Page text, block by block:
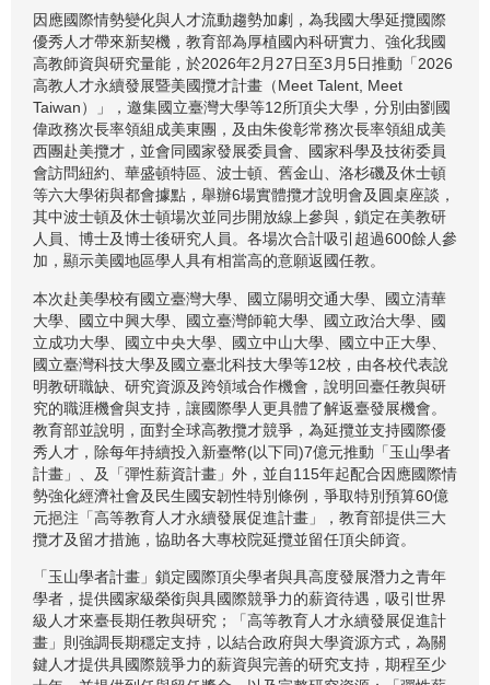
因應國際情勢變化與人才流動趨勢加劇，為我國大學延攬國際
優秀人才帶來新契機，教育部為厚植國內科研實力、強化我國
高教師資與研究量能，於2026年2月27日至3月5日推動「2026
高教人才永續發展暨美國攬才計畫（Meet Talent, Meet
Taiwan）」，邀集國立臺灣大學等12所頂尖大學，分別由劉國
偉政務次長率領組成美東團，及由朱俊彰常務次長率領組成美
西團赴美攬才，並會同國家發展委員會、國家科學及技術委員
會訪問紐約、華盛頓特區、波士頓、舊金山、洛杉磯及休士頓
等六大學術與都會據點，舉辦6場實體攬才說明會及圓桌座談，
其中波士頓及休士頓場次並同步開放線上參與，鎖定在美教研
人員、博士及博士後研究人員。各場次合計吸引超過600餘人參
加，顯示美國地區學人具有相當高的意願返國任教。
本次赴美學校有國立臺灣大學、國立陽明交通大學、國立清華
大學、國立中興大學、國立臺灣師範大學、國立政治大學、國
立成功大學、國立中央大學、國立中山大學、國立中正大學、
國立臺灣科技大學及國立臺北科技大學等12校，由各校代表說
明教研職缺、研究資源及跨領域合作機會，說明回臺任教與研
究的職涯機會與支持，讓國際學人更具體了解返臺發展機會。
教育部並說明，面對全球高教攬才競爭，為延攬並支持國際優
秀人才，除每年持續投入新臺幣(以下同)7億元推動「玉山學者
計畫」、及「彈性薪資計畫」外，並自115年起配合因應國際情
勢強化經濟社會及民生國安韌性特別條例，爭取特別預算60億
元挹注「高等教育人才永續發展促進計畫」，教育部提供三大
攬才及留才措施，協助各大專校院延攬並留任頂尖師資。
「玉山學者計畫」鎖定國際頂尖學者與具高度發展潛力之青年
學者，提供國家級榮銜與具國際競爭力的薪資待遇，吸引世界
級人才來臺長期任教與研究；「高等教育人才永續發展促進計
畫」則強調長期穩定支持，以結合政府與大學資源方式，為關
鍵人才提供具國際競爭力的薪資與完善的研究支持，期程至少